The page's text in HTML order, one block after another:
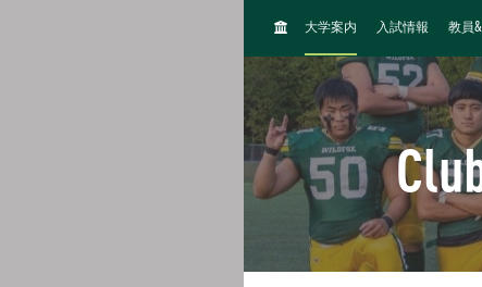
H
M
E
大学案内 入試情報 教員&